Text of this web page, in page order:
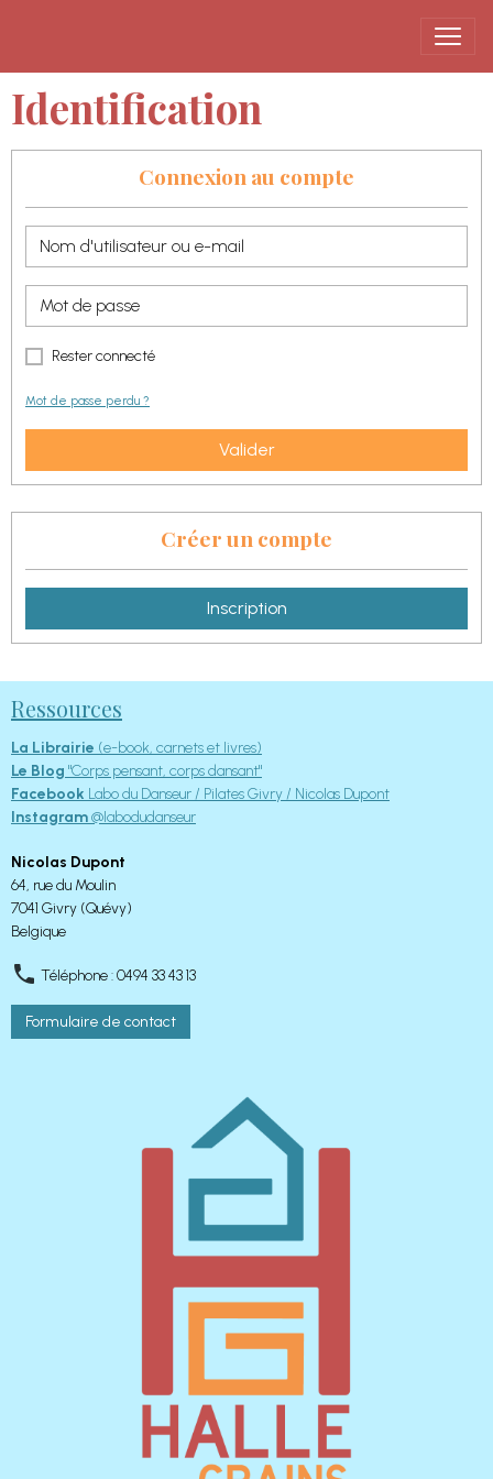
Identification
Connexion au compte
Rester connecté
Mot de passe perdu ?
Valider
Créer un compte
Inscription
Ressources
La Librairie (e-book, carnets et livres)
Le Blog "Corps pensant, corps dansant"
Facebook Labo du Danseur / Pilates Givry / Nicolas Dupont
Instagram@labodudanseur
Nicolas Dupont
64, rue du Moulin
7041 Givry (Quévy)
Belgique
Téléphone : 0494 33 43 13
Formulaire de contact